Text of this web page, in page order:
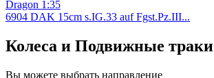
6904 DAK 15cm s.IG.33 auf Fgst.Pz.III...
Колеса и Подвижные траки
Вы можете выбрать направление